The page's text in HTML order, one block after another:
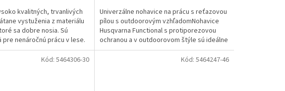
kvalitných, trvanlivých
vystuženia z materiálu
sa dobre nosia. Sú
pre nenáročnú prácu v lese.
Univerzálne nohavice na prácu s reťazovou
pílou s outdoorovým vzhľadomNohavice
Husqvarna Functional s protiporezovou
ochranou a v outdoorovom štýle sú ideálne
na lesnícke práce....
Kód: 5464306-30 Kód: 5464247-46